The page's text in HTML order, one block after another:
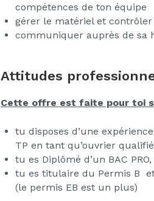
compétences de ton équipe
gérer le matériel et
communiquer auprès de sa
Attitudes
Cette offre est faite pour toi
tu disposes d’une
TP en tant qu’ouvrier qualifié
tu es Diplômé d’un BAC
tu es titulaire du Permis B
(le permis EB est un plus)